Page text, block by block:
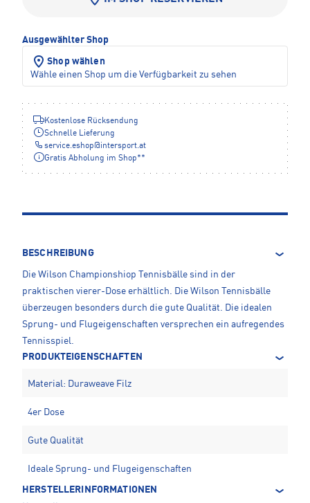
Ausgewählter Shop
Shop wählen
Wähle einen Shop um die Verfügbarkeit zu sehen
Kostenlose Rücksendung
Schnelle Lieferung
service.eshop@ intersport.at
Gratis Abholung im Shop**
BESCHREIBUNG
Die Wilson Championshiop Tennisbälle sind in der
praktischen vierer-Dose erhältlich. Die Wilson Tennisbälle
überzeugen besonders durch die gute Qualität. Die idealen
Sprung- und Flugeigenschaften versprechen ein aufregendes
Tennisspiel.
PRODUKTEIGENSCHAFTEN
Material: Duraweave Filz
4er Dose
Gute Qualität
Ideale Sprung- und Flugeigenschaften
HERSTELLERINFORMATIONEN